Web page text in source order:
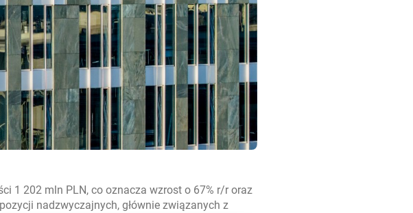
1 202 mln PLN, co oznacza wzrost o 67% r/r oraz
nadzwyczajnych, głównie związanych z